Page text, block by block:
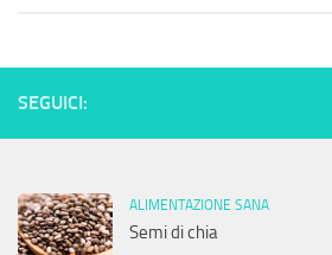
SEGUICI:
ALIMENTAZIONE SANA
Semi di chia